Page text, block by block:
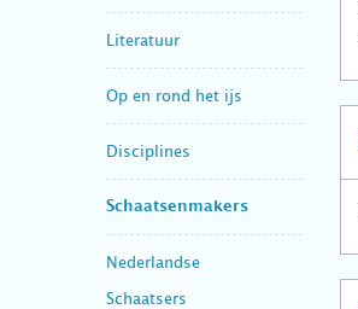
Literatuur
Op en rond het ijs
Disciplines
Schaatsenmakers
Nederlandse
Schaatsers